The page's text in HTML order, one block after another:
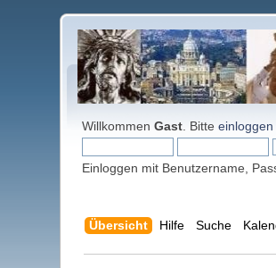
WillkommenGast . Bitteeinloggen
Einloggen mit Benutzername,
Übersicht Hilfe Suche